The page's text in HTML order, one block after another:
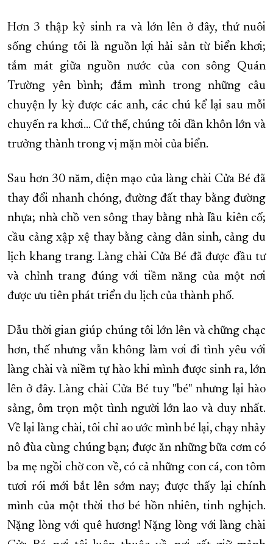
Hơn 3 thập kỷ sinh ra và lớn lên ở đây, thứ nuôi
sống chúng tôi là nguồn lợi hải sản từ biển khơi;
tắm mát giữa nguồn nước của con sông Quán
Trường yên bình; đắm mình trong những câu
chuyện ly kỳ được các anh, các chú kể lại sau mỗi
chuyến ra khơi... Cứ thế, chúng tôi dần khôn lớn và
trưởng thành trong vị mặn mòi của biển.
Sau hơn 30 năm, diện mạo của làng chài Cửa Bé đã
thay đổi nhanh chóng, đường đất thay bằng đường
nhựa; nhà chồ ven sông thay bằng nhà lầu kiên cố;
cầu cảng xập xệ thay bằng cảng dân sinh, cảng du
lịch khang trang. Làng chài Cửa Bé đã được đầu tư
và chỉnh trang đúng với tiềm năng của một nơi
được ưu tiên phát triển du lịch của thành phố.
Dẫu thời gian giúp chúng tôi lớn lên và chững chạc
hơn, thế nhưng vẫn không làm vơi đi tình yêu với
làng chài và niềm tự hào khi mình được sinh ra, lớn
lên ở đây. Làng chài Cửa Bé tuy "bé" nhưng lại hào
sảng, ôm trọn một tình người lớn lao và duy nhất.
Về lại làng chài, tôi chỉ ao ước mình bé lại, chạy nhảy
nô đùa cùng chúng bạn; được ăn những bữa cơm có
ba mẹ ngồi chờ con về, có cả những con cá, con tôm
tươi rói mới bắt lên sớm nay; được thấy lại chính
mình của một thời thơ bé hồn nhiên, tinh nghịch.
Nặng lòng với quê hương! Nặng lòng với làng chài